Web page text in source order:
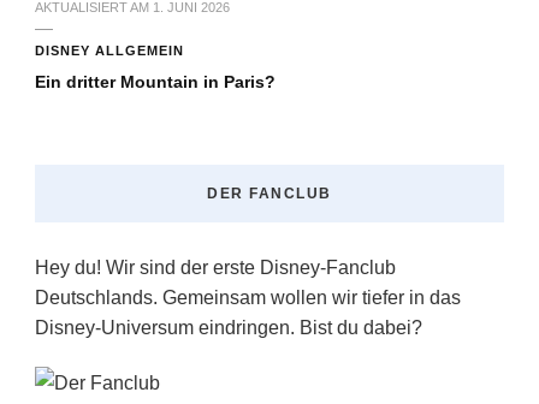
AKTUALISIERT AM 1. JUNI 2026
DISNEY ALLGEMEIN
Ein dritter Mountain in Paris?
DER FANCLUB
Hey du! Wir sind der erste Disney-Fanclub
Deutschlands. Gemeinsam wollen wir tiefer in das
Disney-Universum eindringen. Bist du dabei?